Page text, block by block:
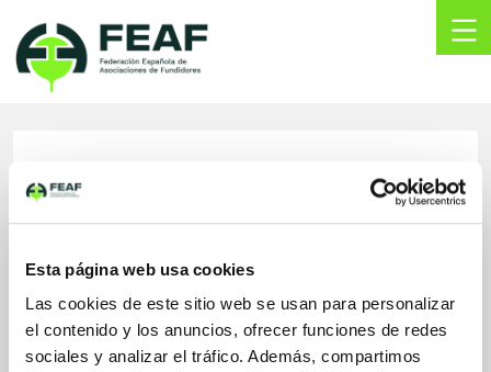
Esta página web usa cookies
Las cookies de este sitio web se usan para personalizar
el contenido y los anuncios, ofrecer funciones de redes
sociales y analizar el tráfico. Además, compartimos
content
Asociaciones
de
Fundidores
MONDRAGON GOI
ESKOLA POLITEKNIKOA
J.M.A. S.COOP.
Loramendi 4
20500, Arrasate - Mondragón
Gipuzkoa, España